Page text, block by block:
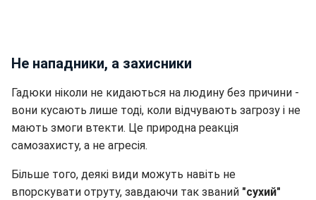
Не нападники, а захисники
Гадюки ніколи не кидаються на людину без причини -
вони кусають лише тоді, коли відчувають загрозу і не
мають змоги втекти. Це природна реакція
самозахисту, а не агресія.
Більше того, деякі види можуть навіть не
впорскувати отруту, завдаючи так званий "сухий"